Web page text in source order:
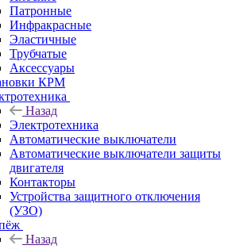
Патронные
Инфракрасные
Эластичные
Трубчатые
Аксессуары
КРМ
Назад
Электротехника
Автоматические выключатели
Автоматические выключатели защиты
двигателя
Контакторы
Устройства защитного отключения
(УЗО)
Назад